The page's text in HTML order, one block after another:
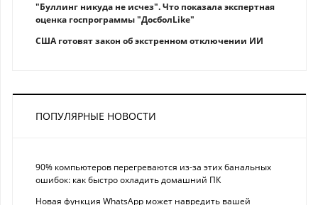
"Буллинг никуда не исчез". Что показала экспертная
оценка госпрограммы "ДосболLike"
США готовят закон об экстренном отключении ИИ
ПОПУЛЯРНЫЕ НОВОСТИ
90% компьютеров перегреваются из-за этих банальных
ошибок: как быстро охладить домашний ПК
Новая функция WhatsApp может навредить вашей